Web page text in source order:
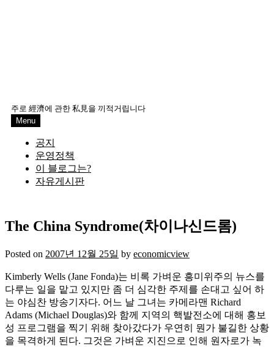
주로 經濟에 관한 私見을 끼적거립니다
Menu
공지
운영정책
이 블로그는?
자유게시판
The China Syndrome(차이나신드롬)
Posted on 2007년 12월 25일 by economicview
Kimberly Wells (Jane Fonda)는 비록 가벼운 흥미위주의 뉴스를
다루는 일을 맡고 있지만 좀 더 심각한 주제를 손대고 싶어 하
는 야심찬 방송기자다. 어느 날 그녀는 카메라맨 Richard
Adams (Michael Douglas)와 함께 지역의 핵발전소에 대해 홍보
성 프로그램을 찍기 위해 찾아갔다가 우연히 뭔가 불길한 상황
을 목격하게 된다. 그것은 가벼운 지진으로 인해 원자로가 녹